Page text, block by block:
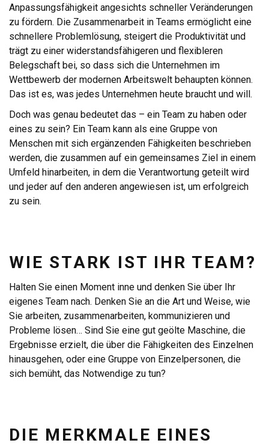
Anpassungsfähigkeit angesichts schneller Veränderungen
zu fördern. Die Zusammenarbeit in Teams ermöglicht eine
schnellere Problemlösung, steigert die Produktivität und
trägt zu einer widerstandsfähigeren und flexibleren
Belegschaft bei, so dass sich die Unternehmen im
Wettbewerb der modernen Arbeitswelt behaupten können.
Das ist es, was jedes Unternehmen heute braucht und will.
Doch was genau bedeutet das – ein Team zu haben oder
eines zu sein? Ein Team kann als eine Gruppe von
Menschen mit sich ergänzenden Fähigkeiten beschrieben
werden, die zusammen auf ein gemeinsames Ziel in einem
Umfeld hinarbeiten, in dem die Verantwortung geteilt wird
und jeder auf den anderen angewiesen ist, um erfolgreich
zu sein.
WIE STARK IST IHR TEAM?
Halten Sie einen Moment inne und denken Sie über Ihr
eigenes Team nach. Denken Sie an die Art und Weise, wie
Sie arbeiten, zusammenarbeiten, kommunizieren und
Probleme lösen… Sind Sie eine gut geölte Maschine, die
Ergebnisse erzielt, die über die Fähigkeiten des Einzelnen
hinausgehen, oder eine Gruppe von Einzelpersonen, die
sich bemüht, das Notwendige zu tun?
DIE MERKMALE EINES